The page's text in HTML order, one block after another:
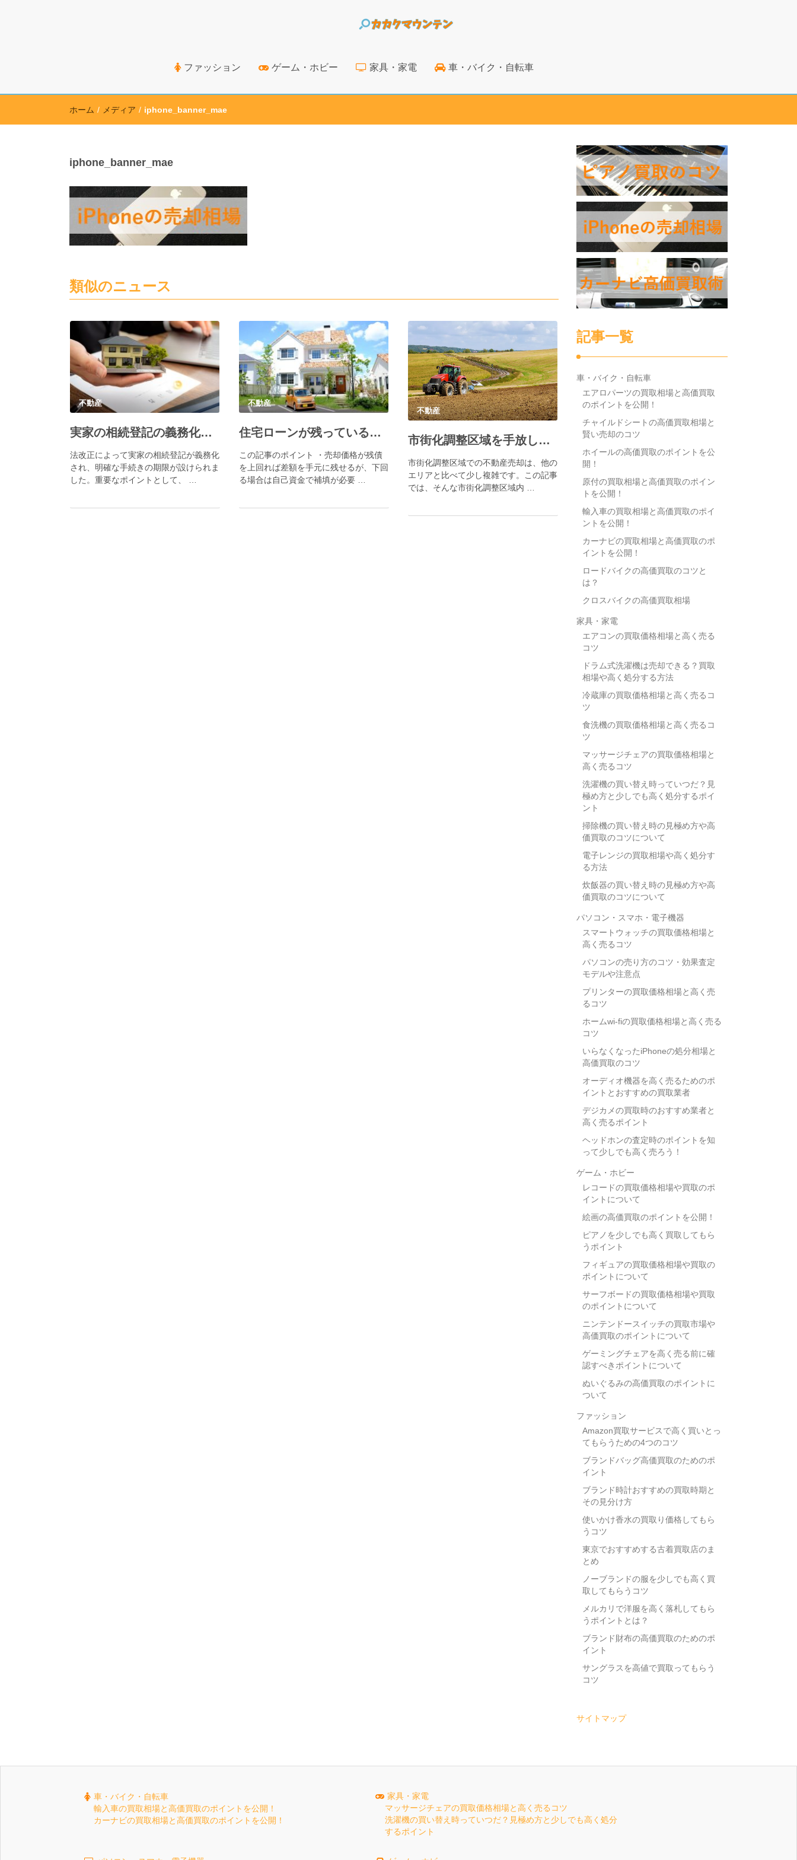
ファッション ゲーム・ホビー 家具・家電 車・バイク・自転車
ホーム / メディア / iphone_banner_mae
iphone_banner_mae
類似のニュース
不動産
実家の相続登記の義務化で必要な手続きとポイント
法改正によって実家の相続登記が義務化
され、明確な手続きの期限が設けられま
した。重要なポイントとして、 …
不動産
住宅ローンが残っている不動産を売却する方法
この記事のポイント ・売却価格が残債
を上回れば差額を手元に残せるが、下回
る場合は自己資金で補填が必要 …
不動産
市街化調整区域を手放したい
市街化調整区域での不動産売却は、他の
エリアと比べて少し複雑です。この記事
では、そんな市街化調整区域内 …
記事一覧
車・バイク・自転車
エアロパーツの買取相場と高価買取
のポイントを公開！
チャイルドシートの高価買取相場と
賢い売却のコツ
ホイールの高価買取のポイントを公
開！
原付の買取相場と高価買取のポイン
トを公開！
輸入車の買取相場と高価買取のポイ
ントを公開！
カーナビの買取相場と高価買取のポ
イントを公開！
ロードバイクの高価買取のコツと
は？
クロスバイクの高価買取相場
家具・家電
エアコンの買取価格相場と高く売る
コツ
ドラム式洗濯機は売却できる？買取
相場や高く処分する方法
冷蔵庫の買取価格相場と高く売るコ
ツ
食洗機の買取価格相場と高く売るコ
ツ
マッサージチェアの買取価格相場と
高く売るコツ
洗濯機の買い替え時っていつだ？見
極め方と少しでも高く処分するポイ
ント
掃除機の買い替え時の見極め方や高
価買取のコツについて
電子レンジの買取相場や高く処分す
る方法
炊飯器の買い替え時の見極め方や高
価買取のコツについて
パソコン・スマホ・電子機器
スマートウォッチの買取価格相場と
高く売るコツ
パソコンの売り方のコツ・効果査定
モデルや注意点
プリンターの買取価格相場と高く売
るコツ
ホームwi-fiの買取価格相場と高く売る
コツ
いらなくなったiPhoneの処分相場と
高価買取のコツ
オーディオ機器を高く売るためのポ
イントとおすすめの買取業者
デジカメの買取時のおすすめ業者と
高く売るポイント
ヘッドホンの査定時のポイントを知
って少しでも高く売ろう！
ゲーム・ホビー
レコードの買取価格相場や買取のポ
イントについて
絵画の高価買取のポイントを公開！
ピアノを少しでも高く買取してもら
うポイント
フィギュアの買取価格相場や買取の
ポイントについて
サーフボードの買取価格相場や買取
のポイントについて
ニンテンドースイッチの買取市場や
高価買取のポイントについて
ゲーミングチェアを高く売る前に確
認すべきポイントについて
ぬいぐるみの高価買取のポイントに
ついて
ファッション
Amazon買取サービスで高く買いとっ
てもらうための4つのコツ
ブランドバッグ高価買取のためのポ
イント
ブランド時計おすすめの買取時期と
その見分け方
使いかけ香水の買取り価格してもら
うコツ
東京でおすすめする古着買取店のま
とめ
ノーブランドの服を少しでも高く買
取してもらうコツ
メルカリで洋服を高く落札してもら
うポイントとは？
ブランド財布の高価買取のためのポ
イント
サングラスを高値で買取ってもらう
コツ
サイトマップ
車・バイク・自転車
輸入車の買取相場と高価買取のポイントを公開！
カーナビの買取相場と高価買取のポイントを公開！
家具・家電
マッサージチェアの買取価格相場と高く売るコツ
洗濯機の買い替え時っていつだ？見極め方と少しでも高く処分
するポイント